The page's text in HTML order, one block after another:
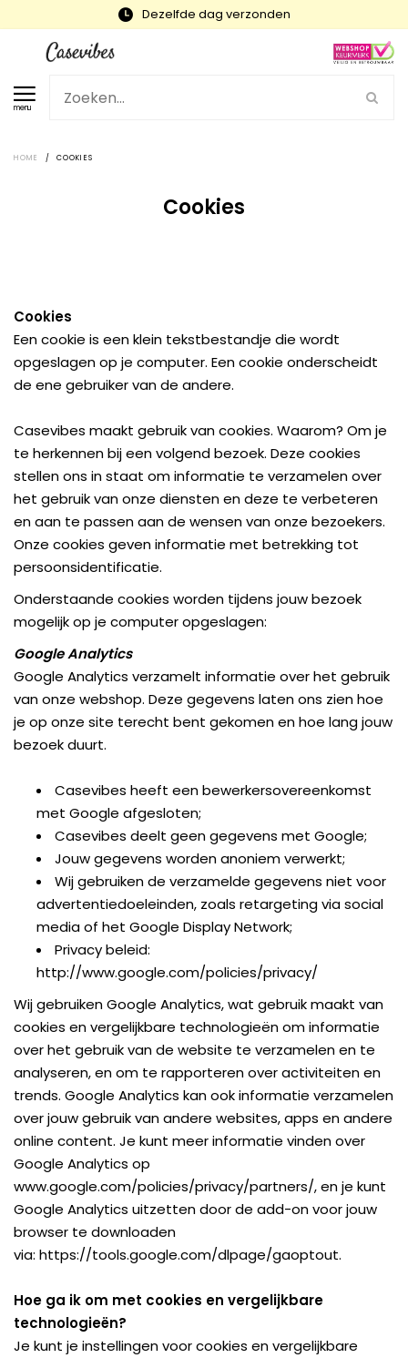
Dezelfde dag verzonden
menu
HOME / COOKIES
Cookies
Cookies
Een cookie is een klein tekstbestandje die wordt
opgeslagen op je computer. Een cookie onderscheidt
de ene gebruiker van de andere.
Casevibes maakt gebruik van cookies. Waarom? Om je
te herkennen bij een volgend bezoek. Deze cookies
stellen ons in staat om informatie te verzamelen over
het gebruik van onze diensten en deze te verbeteren
en aan te passen aan de wensen van onze bezoekers.
Onze cookies geven informatie met betrekking tot
persoonsidentificatie.
Onderstaande cookies worden tijdens jouw bezoek
mogelijk op je computer opgeslagen:
Google Analytics
Google Analytics verzamelt informatie over het gebruik
van onze webshop. Deze gegevens laten ons zien hoe
je op onze site terecht bent gekomen en hoe lang jouw
bezoek duurt.
Casevibes heeft een bewerkersovereenkomst
met Google afgesloten;
Casevibes deelt geen gegevens met Google;
Jouw gegevens worden anoniem verwerkt;
Wij gebruiken de verzamelde gegevens niet voor
advertentiedoeleinden, zoals retargeting via social
media of het Google Display Network;
Privacy beleid:
http://www.google.com/policies/privacy/
Wij gebruiken Google Analytics, wat gebruik maakt van
cookies en vergelijkbare technologieën om informatie
over het gebruik van de website te verzamelen en te
analyseren, en om te rapporteren over activiteiten en
trends. Google Analytics kan ook informatie verzamelen
over jouw gebruik van andere websites, apps en andere
online content. Je kunt meer informatie vinden over
Google Analytics op
www.google.com/policies/privacy/partners/, en je kunt
Google Analytics uitzetten door de add-on voor jouw
browser te downloaden
via: https://tools.google.com/dlpage/gaoptout.
Hoe ga ik om met cookies en vergelijkbare
technologieën?
Je kunt je instellingen voor cookies en vergelijkbare